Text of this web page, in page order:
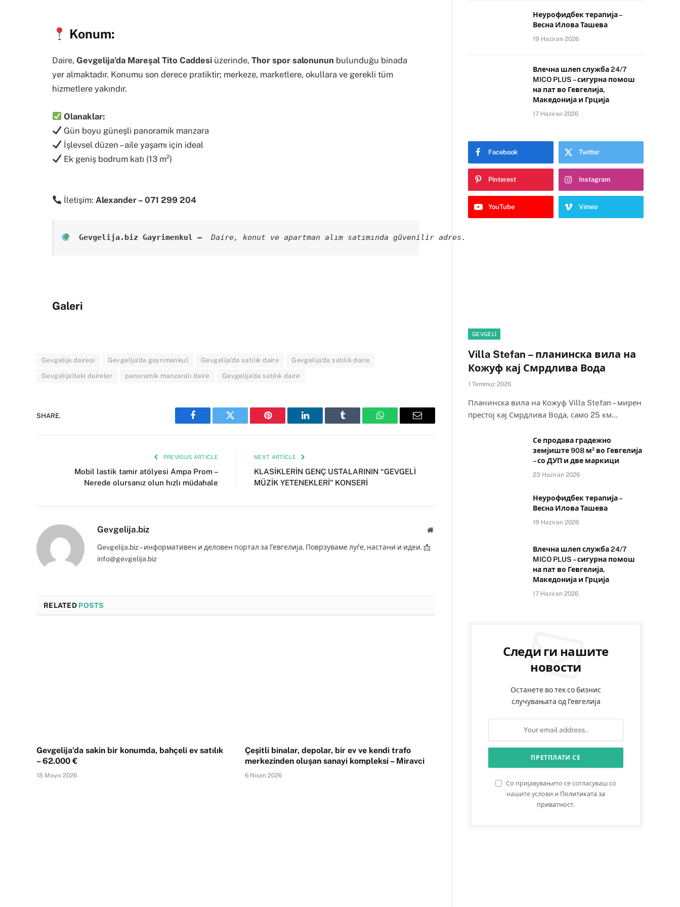
Konum:
Daire, Gevgelija’da Mareşal Tito Caddesi üzerinde, Thor spor salonunun bulunduğu binada
yer almaktadır. Konumu son derece pratiktir; merkeze, marketlere, okullara ve gerekli tüm
hizmetlere yakındır.
Olanaklar:
Gün boyu güneşli panoramik manzara
İşlevsel düzen – aile yaşamı için ideal
Ek geniş bodrum katı (13 m²)
İletişim: Alexander – 071 299 204
  Gevgelija.biz Gayrimenkul –
  Daire, konut ve apartman alım satımında güvenilir adres.
Galeri
Gevgelija dairesi Gevgelija'da gayrimenkul Gevgelija'da satılık daire Gevgelija'da satılık daire
Gevgelija'daki daireler panoramik manzaralı daire Gevgelija'da satılık daire
SHARE.
Facebook Twitter Pinterest LinkedIn Tumblr WhatsAppEmail
PREVIOUS ARTICLE
Mobil lastik tamir atölyesi Ampa Prom –
Nerede olursanız olun hızlı müdahale
NEXT ARTICLE
KLASİKLERİN GENÇ USTALARININ “GEVGELİ
MÜZİK YETENEKLERİ” KONSERİ
Gevgelija.biz Website
Gevgelija.biz – информативен и деловен портал за Гевгелија. Поврзуваме луѓе, настани и идеи. 📩
info@gevgelija.biz
RELATED POSTS
Gevgelija’da sakin bir konumda, bahçeli ev satılık
– 62.000 €
18 Mayıs 2026
Çeşitli binalar, depolar, bir ev ve kendi trafo
merkezinden oluşan sanayi kompleksi – Miravci
6 Nisan 2026
Неурофидбек терапија –
Весна Илова Ташева
19 Haziran 2026
Влечна шлеп служба 24/7
MICO PLUS – сигурна помош
на пат во Гевгелија,
Македонија и Грција
17 Haziran 2026
Facebook Twitter
Pinterest Instagram
YouTube Vimeo
GEVGELI
Villa Stefan – планинска вила на
Кожуф кај Смрдлива Вода
1 Temmuz 2026
Планинска вила на Кожуф Villa Stefan – мирен
престој кај Смрдлива Вода, само 25 км…
Се продава градежно
земјиште 908 м² во Гевгелија
– со ДУП и две маркици
23 Haziran 2026
Неурофидбек терапија –
Весна Илова Ташева
19 Haziran 2026
Влечна шлеп служба 24/7
MICO PLUS – сигурна помош
на пат во Гевгелија,
Македонија и Грција
17 Haziran 2026
Следи ги нашите
новости
Останете во тек со бизнис
случувањата од Гевгелија
Со пријавувањето се согласуваш со
нашите услови и Политиката за
приватност.